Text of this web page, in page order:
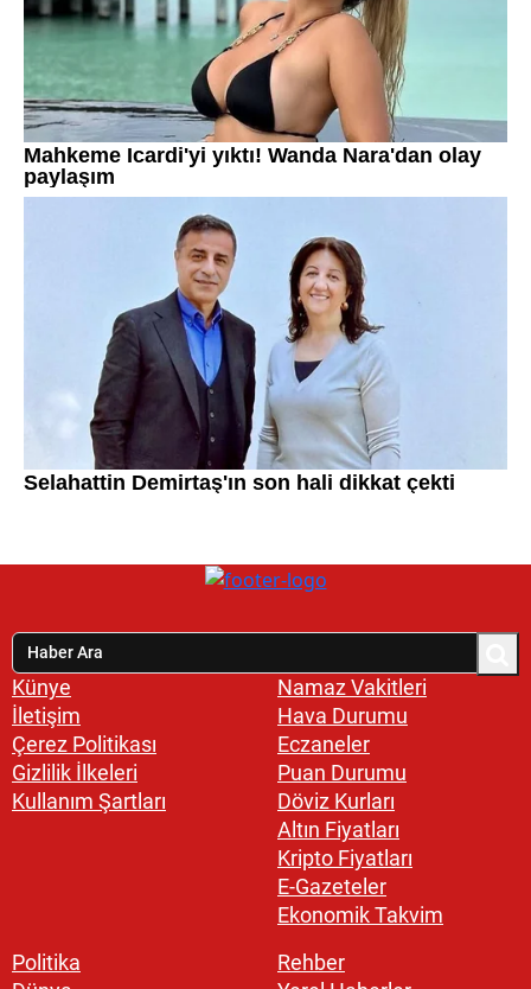
Künye
İletişim
Çerez Politikası
Gizlilik İlkeleri
Kullanım Şartları
Namaz Vakitleri
Hava Durumu
Eczaneler
Puan Durumu
Döviz Kurları
Altın Fiyatları
Kripto Fiyatları
E-Gazeteler
Ekonomik Takvim
Politika
Rehber